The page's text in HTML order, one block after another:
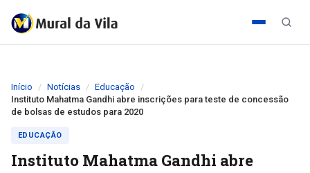
Início Notícias
Educação
Instituto Mahatma Gandhi abre inscrições para teste de concessão
de bolsas de estudos para 2020
EDUCAÇÃO
Instituto Mahatma Gandhi abre